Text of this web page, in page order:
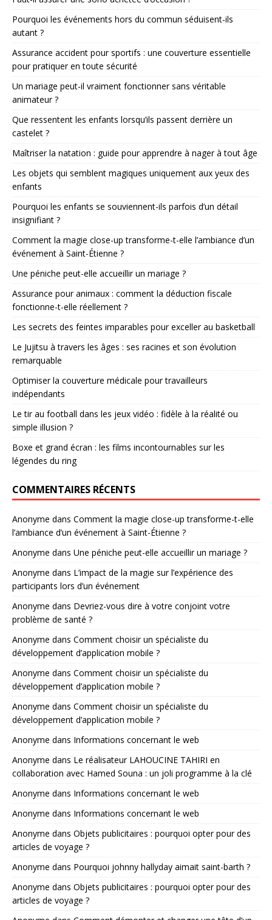
Pourquoi les événements hors du commun séduisent-ils
autant ?
Assurance accident pour sportifs : une couverture essentielle
pour pratiquer en toute sécurité
Un mariage peut-il vraiment fonctionner sans véritable
animateur ?
Que ressentent les enfants lorsqu’ils passent derrière un
castelet ?
Maîtriser la natation : guide pour apprendre à nager à tout âge
Les objets qui semblent magiques uniquement aux yeux des
enfants
Pourquoi les enfants se souviennent-ils parfois d’un détail
insignifiant ?
Comment la magie close-up transforme-t-elle l’ambiance d’un
événement à Saint-Étienne ?
Une péniche peut-elle accueillir un mariage ?
Assurance pour animaux : comment la déduction fiscale
fonctionne-t-elle réellement ?
Les secrets des feintes imparables pour exceller au basketball
Le Jujitsu à travers les âges : ses racines et son évolution
remarquable
Optimiser la couverture médicale pour travailleurs
indépendants
Le tir au football dans les jeux vidéo : fidèle à la réalité ou
simple illusion ?
Boxe et grand écran : les films incontournables sur les
légendes du ring
COMMENTAIRES RÉCENTS
Anonyme dans Comment la magie close-up transforme-t-elle
l’ambiance d’un événement à Saint-Étienne ?
Anonyme dans Une péniche peut-elle accueillir un mariage ?
Anonyme dans L’impact de la magie sur l’expérience des
participants lors d’un événement
Anonyme dans Devriez-vous dire à votre conjoint votre
problème de santé ?
Anonyme dans Comment choisir un spécialiste du
développement d’application mobile ?
Anonyme dans Comment choisir un spécialiste du
développement d’application mobile ?
Anonyme dans Comment choisir un spécialiste du
développement d’application mobile ?
Anonyme dans Informations concernant le web
Anonyme dans Le réalisateur LAHOUCINE TAHIRI en
collaboration avec Hamed Souna : un joli programme à la clé
Anonyme dans Informations concernant le web
Anonyme dans Informations concernant le web
Anonyme dans Objets publicitaires : pourquoi opter pour des
articles de voyage ?
Anonyme dans Pourquoi johnny hallyday aimait saint-barth ?
Anonyme dans Objets publicitaires : pourquoi opter pour des
articles de voyage ?